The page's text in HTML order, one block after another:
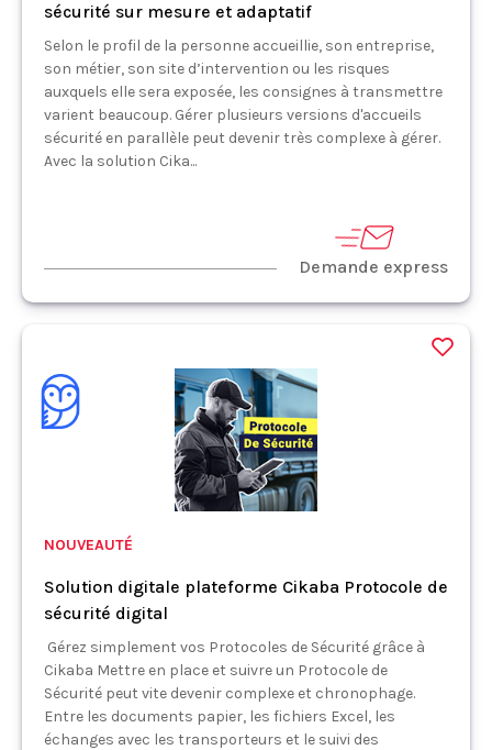
sécurité sur mesure et adaptatif
Selon le profil de la personne accueillie, son entreprise,
son métier, son site d’intervention ou les risques
auxquels elle sera exposée, les consignes à transmettre
varient beaucoup. Gérer plusieurs versions d'accueils
sécurité en parallèle peut devenir très complexe à gérer.
Avec la solution Cika...
Demande express
NOUVEAUTÉ
Solution digitale plateforme Cikaba Protocole de
sécurité digital
Gérez simplement vos Protocoles de Sécurité grâce à
Cikaba Mettre en place et suivre un Protocole de
Sécurité peut vite devenir complexe et chronophage.
Entre les documents papier, les fichiers Excel, les
échanges avec les transporteurs et le suivi des